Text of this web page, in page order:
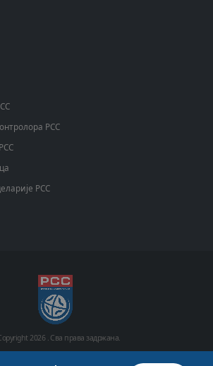
РСС
РСС
2026 . Сва права задржана.